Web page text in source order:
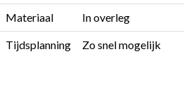
Materiaal In overleg
Tijdsplanning Zo snel mogelijk